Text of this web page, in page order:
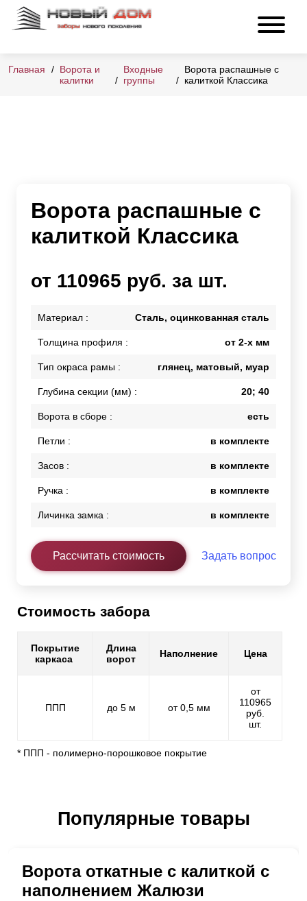
Главная
Ворота и
калитки
Входные
группы
Ворота распашные с
калиткой Классика
Ворота распашные с
калиткой Классика
от 110965 руб. за шт.
Материал : Сталь, оцинкованная сталь
Толщина профиля : от 2-х мм
Тип окраса рамы : глянец, матовый, муар
Глубина секции (мм) : 20; 40
Ворота в сборе : есть
Петли : в комплекте
Засов : в комплекте
Ручка : в комплекте
Личинка замка : в комплекте
Рассчитать стоимость Задать вопрос
Стоимость забора
Покрытие
каркаса
Длина
ворот
Наполнение Цена
ППП до 5 м от 0,5 мм
от
110965
руб.
шт.
* ППП - полимерно-порошковое покрытие
Популярные товары
Ворота откатные с калиткой с
наполнением Жалюзи